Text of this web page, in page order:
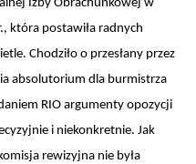
Izby Obrachunkowej w
która postawiła radnych
Chodziło o przesłany przez
absolutorium dla burmistrza
RIO argumenty opozycji
i niekonkretnie. Jak
rewizyjna nie była